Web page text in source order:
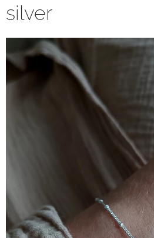
silver